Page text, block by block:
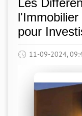
Les
pour
11-09-2024,